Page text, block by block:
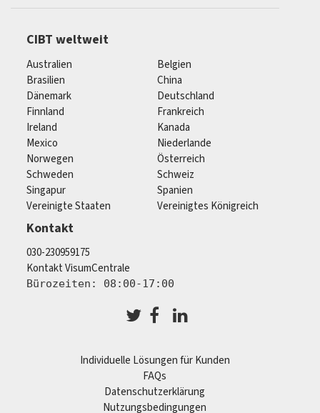
CIBT weltweit
Australien
Belgien
Brasilien
China
Dänemark
Deutschland
Finnland
Frankreich
Ireland
Kanada
Mexico
Niederlande
Norwegen
Österreich
Schweden
Schweiz
Singapur
Spanien
Vereinigte Staaten
Vereinigtes Königreich
Kontakt
030-230959175
Kontakt VisumCentrale
Bürozeiten: 08:00-17:00
Individuelle Lösungen für Kunden
FAQs
Datenschutzerklärung
Nutzungsbedingungen